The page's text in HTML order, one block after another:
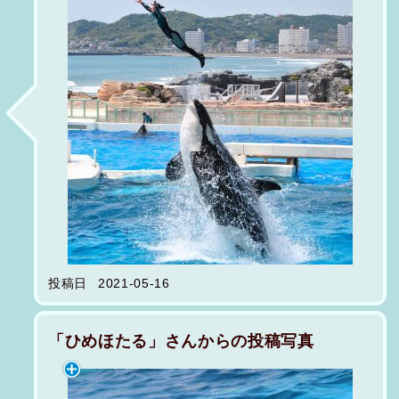
投稿日 2021-05-16
「ひめほたる」さんからの投稿写真